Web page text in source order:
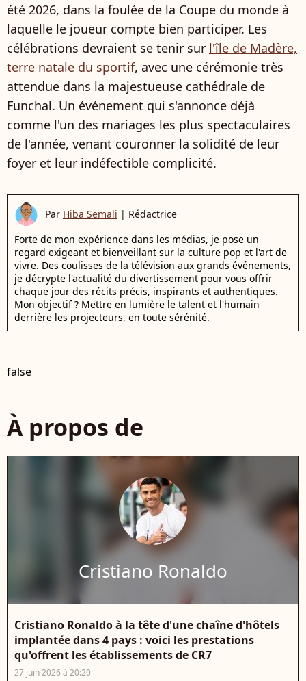
été 2026, dans la foulée de la Coupe du monde à
laquelle le joueur compte bien participer. Les
célébrations devraient se tenir sur l'île de Madère,
terre natale du sportif, avec une cérémonie très
attendue dans la majestueuse cathédrale de
Funchal. Un événement qui s'annonce déjà
comme l'un des mariages les plus spectaculaires
de l'année, venant couronner la solidité de leur
foyer et leur indéfectible complicité.
Par Hiba Semali | Rédactrice
Forte de mon expérience dans les médias, je pose un
regard exigeant et bienveillant sur la culture pop et l'art de
vivre. Des coulisses de la télévision aux grands événements,
je décrypte l'actualité du divertissement pour vous offrir
chaque jour des récits précis, inspirants et authentiques.
Mon objectif ? Mettre en lumière le talent et l'humain
derrière les projecteurs, en toute sérénité.
false
À propos de
Cristiano Ronaldo
Cristiano Ronaldo à la tête d'une chaîne d'hôtels
implantée dans 4 pays : voici les prestations
qu'offrent les établissements de CR7
27 juin 2026 à 20:20